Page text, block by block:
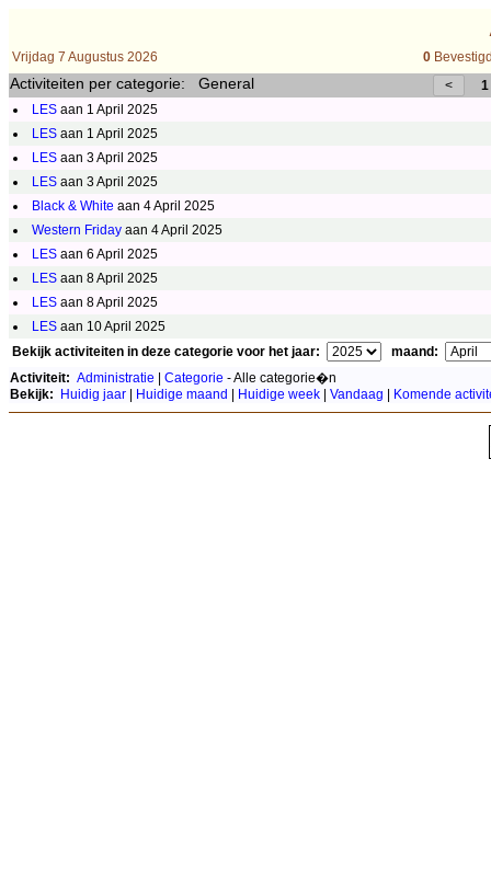
Vrijdag 7 Augustus 2026 0
Activiteiten per categorie: General
LES aan 1 April 2025
LES aan 1 April 2025
LES aan 3 April 2025
LES aan 3 April 2025
Black & White aan 4 April 2025
Western Friday aan 4 April 2025
LES aan 6 April 2025
LES aan 8 April 2025
LES aan 8 April 2025
LES aan 10 April 2025
Bekijk activiteiten in deze categorie voor het jaar:
maand:
Activiteit: Administratie Categorie - Alle categorie�n
Bekijk:
Huidig jaar Huidige maand Huidige week Vandaag Komende